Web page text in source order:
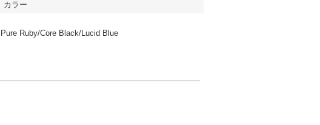
カラー
Pure Ruby/Core Black/Lucid Blue